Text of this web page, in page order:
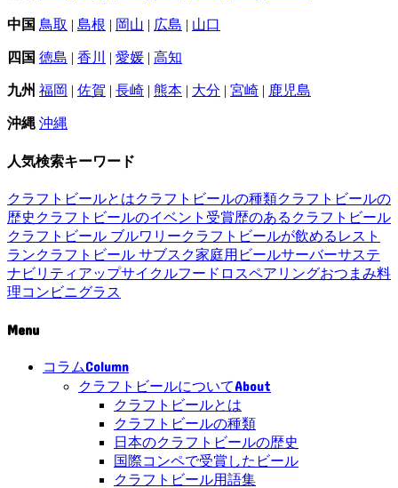
中国 鳥取 | 島根 | 岡山 | 広島 | 山口
四国 徳島 | 香川 | 愛媛 | 高知
九州 福岡 | 佐賀 | 長崎 | 熊本 | 大分 | 宮崎 | 鹿児島
沖縄 沖縄
人気検索キーワード
クラフトビールとはクラフトビールの種類クラフトビールの
歴史 クラフトビールのイベント 受賞歴のあるクラフトビール
クラフトビール ブルワリークラフトビールが飲めるレスト
ランクラフトビール サブスク家庭用ビールサーバーサステ
ナビリティ アップサイクルフードロスペアリングおつまみ料
理コンビニグラス
Menu
コラムColumn
クラフトビールについてAbout
クラフトビールとは
クラフトビールの種類
日本のクラフトビールの歴史
国際コンペで受賞したビール
クラフトビール用語集